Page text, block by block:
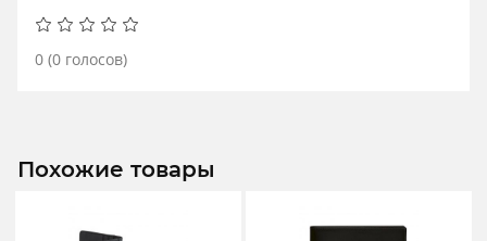
0 (0 голосов)
Похожие товары